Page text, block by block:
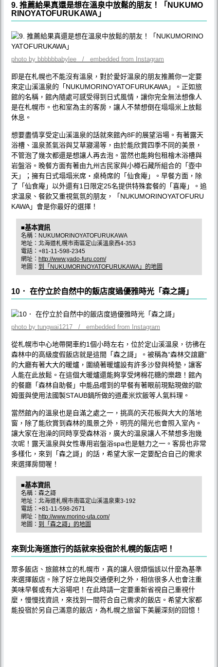
9. 推薦給果真還是想在溫泉中放鬆的朋友！「NUKUMO
RINOYATOFURUKAWA」
photo by bbbbbbabylee / embedded from Instagram
即是在札幌也不能沒有溫泉，對於愛好溫泉的朋友推薦你一定要
來定山溪溫泉的「NUKUMORINOYATOFURUKAWA」。正如旅
館的名稱，館內隨處可感受得到日式風情，讓你完全無法想像人
是在札幌市。也和室為主的客房，讓人不禁想倒在塌塌米上放鬆
休息。
想要盡情享受定山溪溫泉的話就來館內8F的展望浴場。有著露天
浴槽、溫泉蒸氣浴與艾草寢湯等，由於能欣賞四季不同的美景，
不管泡了幾次都還是想讓人再去泡。當然也能夠包租檜木浴槽與
岩盤浴。晚餐方面有著由九州古民家與小樽石藏所組合的「壺中
天」；擁有日式塌塌米席‧桌椅席的「仙食庵」。早餐方面，除
了「仙食庵」以外還有1日限定25名提供特殊套餐的「喜庵」。追
求溫泉、餐飲又重視氣氛的朋友，「NUKUMORINOYATOFURU
KAWA」會是你最好的選擇！
■基本資訊
名稱：NUKUMORINOYATOFURUKAWA
地址：北海道札幌市南區定山溪溫泉西4-353
電話：+81-11-598-2345
網址： http://www.yado-furu.com/
地圖： 到「NUKUMORINOYATOFURUKAWA」的地圖
10． 在佇立於自然中的飯店度過優雅時光「森之謌」
photo by tungwai1217 / embedded from Instagram
從札幌市中心地帶開車約1個小時左右，位於定山溪溫泉，彷彿在
森林中的高級度假飯店就是這間「森之謌」。被稱為“森林交誼廳”
的大廳有著大大的暖爐，圍繞著暖爐設有許多沙發與椅墊，讓客
人能在此放鬆。在這個大暖爐還能夠享受烤棉花糖的樂趣！館內
的餐廳「森林自助餐」中能品嚐到的早餐有著眼前現點現做的歐
姆蛋與使用法國製STAUB鍋所做的道產米炊飯等人氣料理。
當然館內的溫泉也是自滿之處之一，挑高的天花板與大大的落地
窗，除了能欣賞到森林的風景之外，明亮的陽光也會照入室內。
讓大家在泡澡的同時享受森林浴，廣大的溫泉讓人不禁想多泡幾
次呢！露天溫泉與女性專用岩盤浴spa也是魅力之一。客房也非常
多樣化，來到「森之謌」的話，希望大家一定要配合自己的需求
來選擇房間喔！
■基本資訊
名稱：森之謌
地址：北海道札幌市南區定山溪溫泉東3-192
電話：+81-11-598-2671
網址： http://www.morino-uta.com/
地圖： 到「森之謌」的地圖
來到北海道旅行的話就來投宿於札幌的飯店吧！
眾多飯店、旅館林立的札幌市，真的讓人很煩惱該以什麼為基準
來選擇飯店。除了好立地與交通便利之外，相信很多人也會注重
美味早餐或有大浴場吧！在此時請一定要重新省視自己重視什
麼，慢慢找資訊，來找到一間符合自己需求的飯店。希望大家都
能投宿於另自己滿意的飯店，為札幌之旅留下美麗深刻的回憶！